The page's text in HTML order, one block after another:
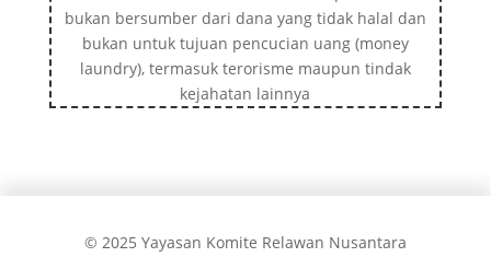
bukan bersumber dari dana yang tidak halal dan
bukan untuk tujuan pencucian uang (money
laundry), termasuk terorisme maupun tindak
kejahatan lainnya
© 2025 Yayasan Komite Relawan Nusantara